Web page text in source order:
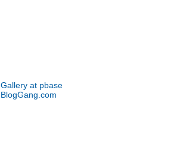
Gallery at pbase
BlogGang.com